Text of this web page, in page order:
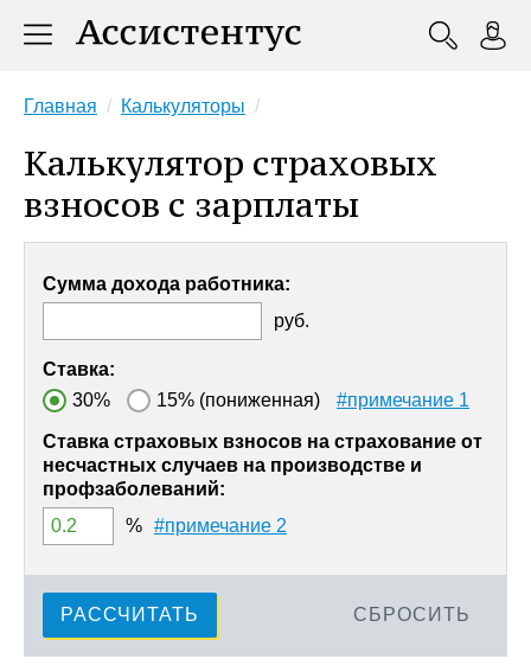
Главная Калькуляторы
Калькулятор страховых
взносов с зарплаты
Сумма дохода работника:
руб.
Ставка:
30%
15% (пониженная) #примечание 1
Ставка страховых взносов на страхование от
несчастных случаев на производстве и
профзаболеваний:
% #примечание 2
РАССЧИТАТЬ СБРОСИТЬ